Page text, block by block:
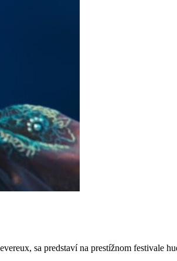
sa predstaví na prestížnom festivale